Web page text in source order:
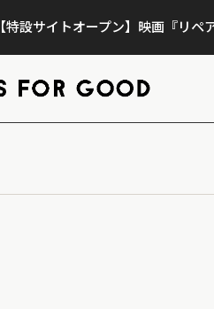
【特設サイトオープン】映画『リ